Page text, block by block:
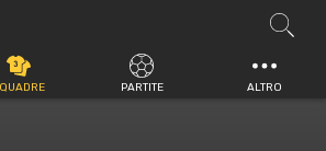
PARTITE ALTRO